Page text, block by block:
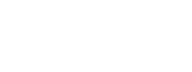
CF8) Ду 32-Ду200
с эпоксидным покрытием) Ду32-Ду200